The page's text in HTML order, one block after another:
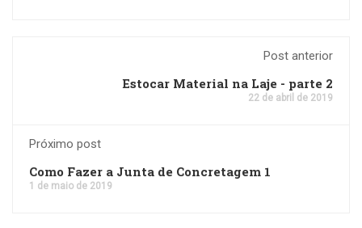
Post anterior
Estocar Material na Laje - parte 2
22 de abril de 2019
Próximo post
Como Fazer a Junta de Concretagem 1
1 de maio de 2019